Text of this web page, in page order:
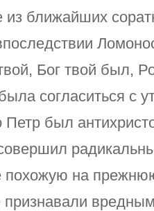
ближайших
Бог твой был,
согласиться с
Петр был
на